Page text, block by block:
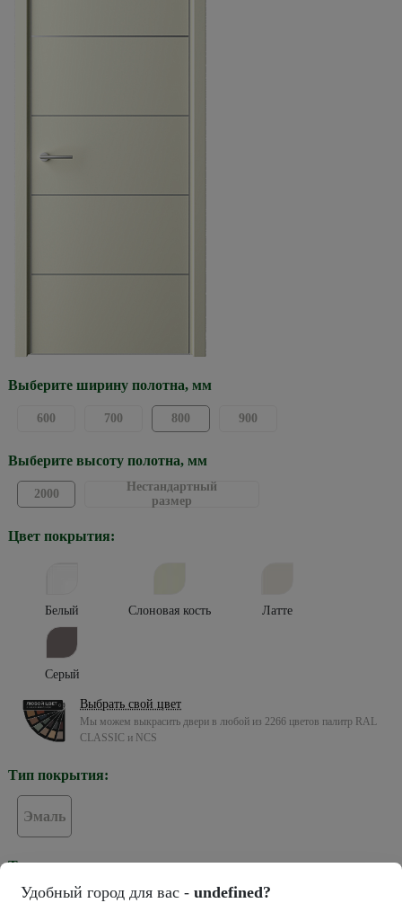
Выберите ширину полотна, мм
600 700 800 900
Выберите высоту полотна, мм
2000
Нестандартный
размер
Цвет покрытия:
Белый Слоновая кость Латте
Серый
Выбрать свой цвет
Мы можем выкрасить двери в любой из 2266 цветов палитр RAL
CLASSIC и NCS
Тип покрытия:
Эмаль
Тип остекления:
Удобный город для вас - undefined?